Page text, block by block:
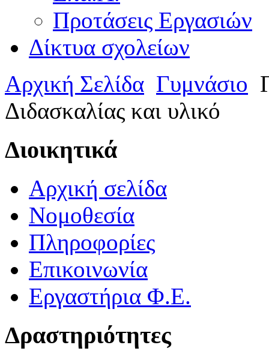
Προτάσεις Εργασιών
Δίκτυα σχολείων
Αρχική Σελίδα Γυμνάσιο
Διδασκαλίας και υλικό
Διοικητικά
Αρχική σελίδα
Νομοθεσία
Πληροφορίες
Επικοινωνία
Εργαστήρια Φ.Ε.
Δραστηριότητες